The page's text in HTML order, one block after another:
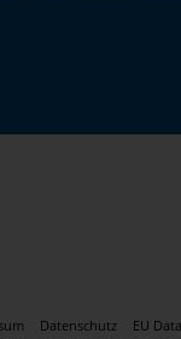
Datenschutz EU